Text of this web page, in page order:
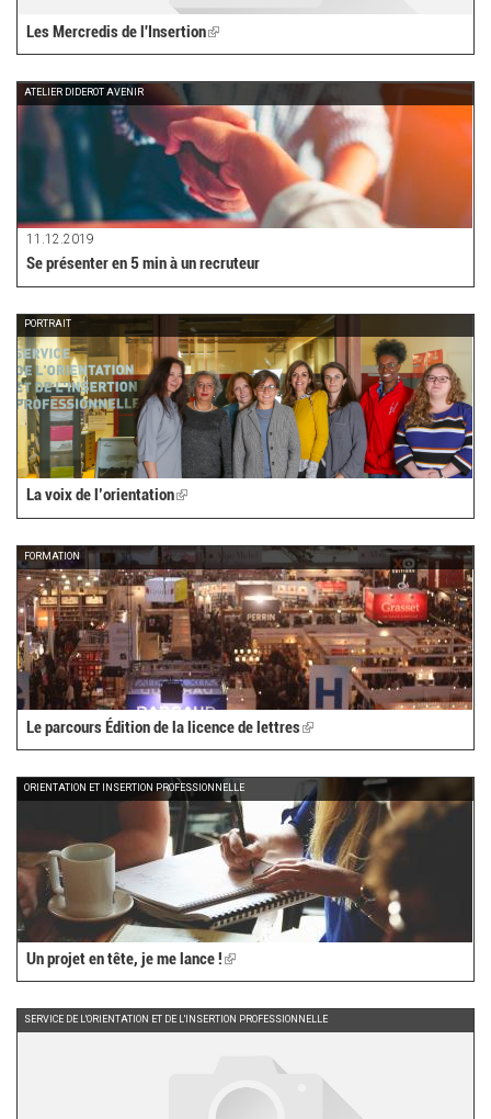
Les Mercredis de l'Insertion(link
is
ATELIER DIDEROT AVENIR
11.12.2019
Se présenter en 5 min à un recruteur
PORTRAIT
La voix de l’orientation(link
FORMATION
Le parcours Édition de la licence de lettres(link
is
ORIENTATION ET INSERTION PROFESSIONNELLE
Un projet en tête, je me lance !(link
is
SERVICE DE L'ORIENTATION ET DE L'INSERTION PROFESSIONNELLE